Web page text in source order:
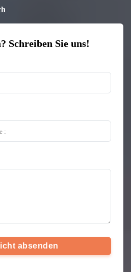
Schreiben Sie uns!
absenden